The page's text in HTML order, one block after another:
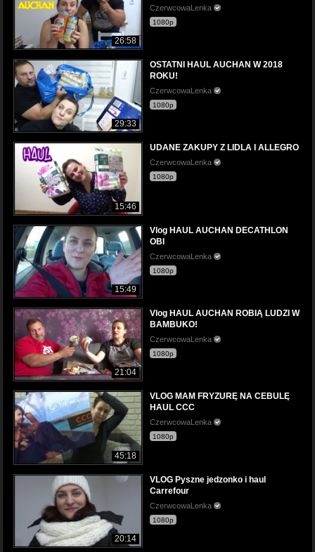
26:58
CzerwcowaLenka
1080p
29:33
OSTATNI HAUL AUCHAN W 2018
ROKU!
CzerwcowaLenka
1080p
15:46
UDANE ZAKUPY Z LIDLA I ALLEGRO
CzerwcowaLenka
1080p
15:49
Vlog HAUL AUCHAN DECATHLON
OBI
CzerwcowaLenka
1080p
21:04
Vlog HAUL AUCHAN ROBIĄ LUDZI W
BAMBUKO!
CzerwcowaLenka
1080p
45:18
VLOG MAM FRYZURĘ NA CEBULĘ
HAUL CCC
CzerwcowaLenka
1080p
20:14
VLOG Pyszne jedzonko i haul
Carrefour
CzerwcowaLenka
1080p